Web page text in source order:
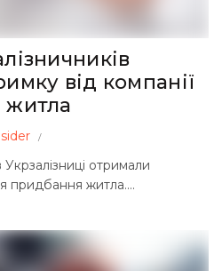
від компанії
житла
отримали
придбання житла....